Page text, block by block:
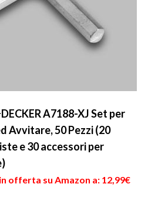
A7188-XJ Set per
Avvitare, 50 Pezzi (20
e 30 accessori per
in offerta su Amazon a: 12,99€